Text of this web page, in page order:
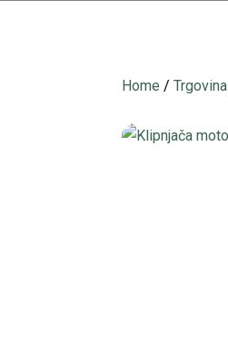
Home /Trgovina